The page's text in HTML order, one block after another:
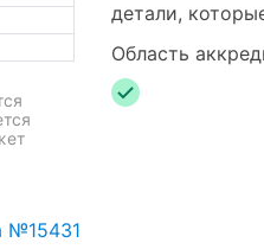
детали,
Область
№15431